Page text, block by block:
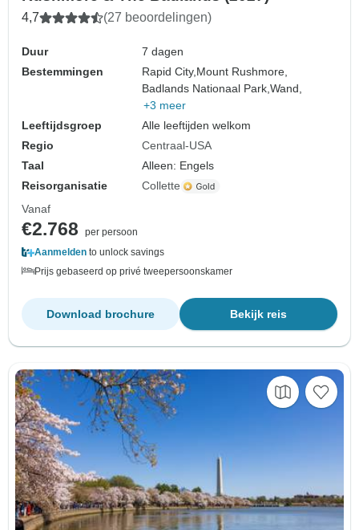
4,7 (27 beoordelingen)
Duur
7 dagen
Bestemmingen
Rapid City,Mount Rushmore,
Badlands Nationaal Park,Wand,
+3 meer
Leeftijdsgroep
Alle leeftijden welkom
Regio
Centraal-USA
Taal
Alleen: Engels
Reisorganisatie
Collette
Vanaf
€2.768
per persoon
Aanmelden to unlock savings
Prijs gebaseerd op privé tweepersoonskamer
Bekijk reis
Download brochure